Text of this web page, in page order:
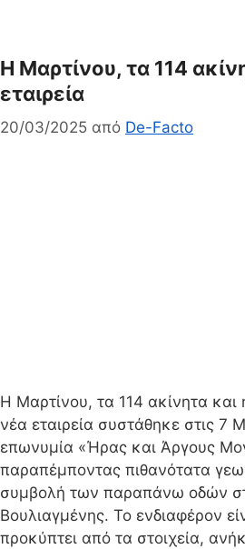
Η Μαρτίνου, τα 114
εταιρεία
20/03/2025 από De-Facto
Η Μαρτίνου, τα 114 ακίνητα και
νέα εταιρεία συστάθηκε στις 7
επωνυμία «Ήρας και Άργους
παραπέμποντας πιθανότατα
συμβολή των παραπάνω οδών
Βουλιαγμένης. Το ενδιαφέρον
προκύπτει από τα στοιχεία,